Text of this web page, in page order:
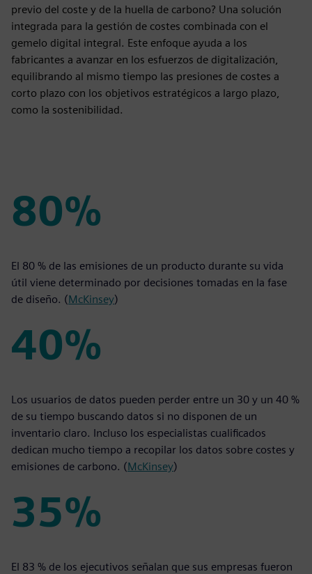
previo del coste y de la huella de carbono? Una solución
integrada para la gestión de costes combinada con el
gemelo digital integral. Este enfoque ayuda a los
fabricantes a avanzar en los esfuerzos de digitalización,
equilibrando al mismo tiempo las presiones de costes a
corto plazo con los objetivos estratégicos a largo plazo,
como la sostenibilidad.
80%
El 80 % de las emisiones de un producto durante su vida
útil viene determinado por decisiones tomadas en la fase
de diseño. (McKinsey)
40%
Los usuarios de datos pueden perder entre un 30 y un 40 %
de su tiempo buscando datos si no disponen de un
inventario claro. Incluso los especialistas cualificados
dedican mucho tiempo a recopilar los datos sobre costes y
emisiones de carbono. (McKinsey)
35%
El 83 % de los ejecutivos señalan que sus empresas fueron